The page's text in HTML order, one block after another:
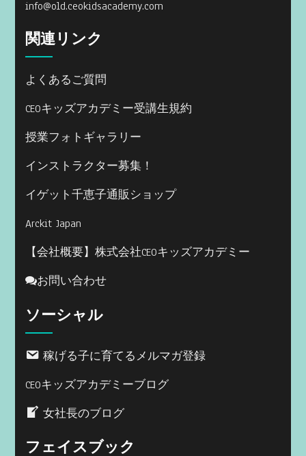
info@old.ceokidsacademy.com
関連リンク
よくあるご質問
CEOキッズアカデミー受講生規約
授業フォトギャラリー
インストラクター募集！
イゲット千恵子通販ショップ
Arckit Japan
【会社概要】株式会社CEOキッズアカデミー
お問い合わせ
ソーシャル
稼げる子に育てるメルマガ登録
CEOキッズアカデミーブログ
女社長のブログ
フェイスブック